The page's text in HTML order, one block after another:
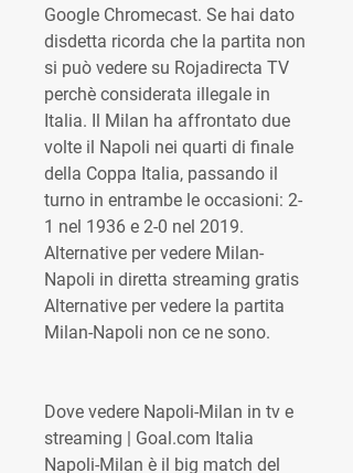
Google Chromecast. Se hai dato
disdetta ricorda che la partita non
si può vedere su Rojadirecta TV
perchè considerata illegale in
Italia. Il Milan ha affrontato due
volte il Napoli nei quarti di finale
della Coppa Italia, passando il
turno in entrambe le occasioni: 2-
1 nel 1936 e 2-0 nel 2019.
Alternative per vedere Milan-
Napoli in diretta streaming gratis
Alternative per vedere la partita
Milan-Napoli non ce ne sono.
Dove vedere Napoli-Milan in tv e
streaming | Goal.com Italia
Napoli-Milan è il big match del